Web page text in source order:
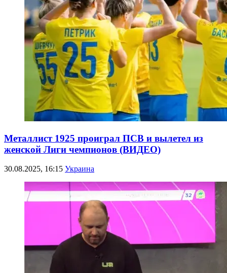
Металлист 1925 проиграл ПСВ и вылетел из
женской Лиги чемпионов (ВИДЕО)
30.08.2025, 16:15 Украина